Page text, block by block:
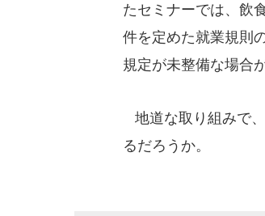
たセミナーでは、飲
件を定めた就業規則
規定が未整備な場合
地道な取り組みで
るだろうか。